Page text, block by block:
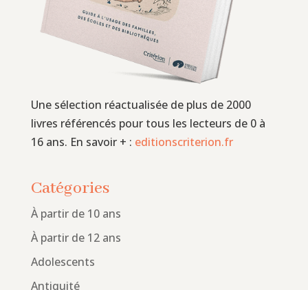
Une sélection réactualisée de plus de 2000
livres référencés pour tous les lecteurs de 0 à
16 ans. En savoir + : editionscriterion.fr
Catégories
À partir de 10 ans
À partir de 12 ans
Adolescents
Antiquité